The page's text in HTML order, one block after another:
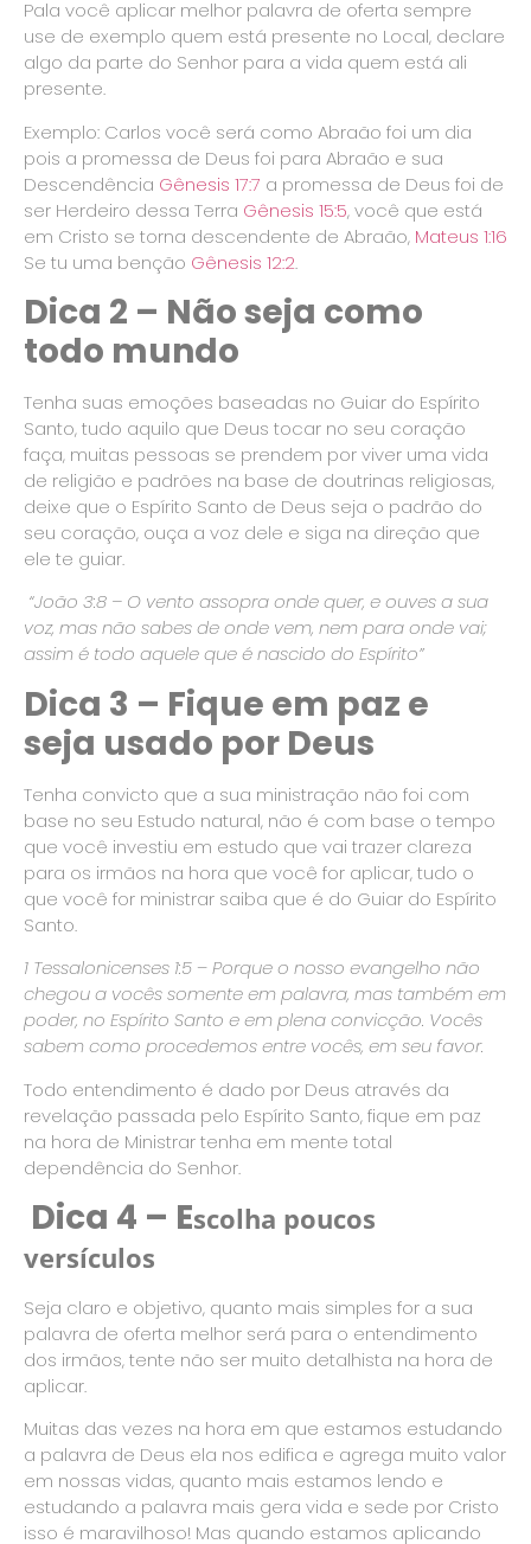
Pala você aplicar melhor palavra de oferta sempre
use de exemplo quem está presente no Local, declare
algo da parte do Senhor para a vida quem está ali
presente.
Exemplo: Carlos você será como Abraão foi um dia
pois a promessa de Deus foi para Abraão e sua
Descendência Gênesis 17:7 a promessa de Deus foi de
ser Herdeiro dessa Terra Gênesis 15:5, você que está
em Cristo se torna descendente de Abraão, Mateus 1:16
Se tu uma benção Gênesis 12:2.
Dica 2 – Não seja como
todo mundo
Tenha suas emoções baseadas no Guiar do Espírito
Santo, tudo aquilo que Deus tocar no seu coração
faça, muitas pessoas se prendem por viver uma vida
de religião e padrões na base de doutrinas religiosas,
deixe que o Espírito Santo de Deus seja o padrão do
seu coração, ouça a voz dele e siga na direção que
ele te guiar.
“João 3:8 – O vento assopra onde quer, e ouves a sua
voz, mas não sabes de onde vem, nem para onde vai;
assim é todo aquele que é nascido do Espírito”
Dica 3 – Fique em paz e
seja usado por Deus
Tenha convicto que a sua ministração não foi com
base no seu Estudo natural, não é com base o tempo
que você investiu em estudo que vai trazer clareza
para os irmãos na hora que você for aplicar, tudo o
que você for ministrar saiba que é do Guiar do Espírito
Santo.
1 Tessalonicenses 1:5 –Porque o nosso evangelho não
chegou a vocês somente em palavra, mas também em
poder, no Espírito Santo e em plena convicção. Vocês
sabem como procedemos entre vocês, em seu favor.
Todo entendimento é dado por Deus através da
revelação passada pelo Espírito Santo, fique em paz
na hora de Ministrar tenha em mente total
dependência do Senhor.
Dica 4 – Escolha poucos
versículos
Seja claro e objetivo, quanto mais simples for a sua
palavra de oferta melhor será para o entendimento
dos irmãos, tente não ser muito detalhista na hora de
aplicar.
Muitas das vezes na hora em que estamos estudando
a palavra de Deus ela nos edifica e agrega muito valor
em nossas vidas, quanto mais estamos lendo e
estudando a palavra mais gera vida e sede por Cristo
isso é maravilhoso! Mas quando estamos aplicando